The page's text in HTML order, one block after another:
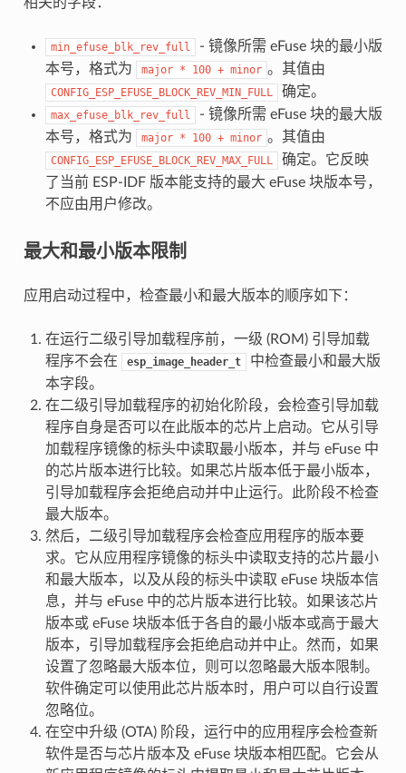
min_efuse_blk_rev_full
- 镜像所需 eFuse 块的最小版
本号，格式为
major * 100 + minor 。其值由
CONFIG_ESP_EFUSE_BLOCK_REV_MIN_FULL 确定。
max_efuse_blk_rev_full
- 镜像所需 eFuse 块的最大版
本号，格式为
major * 100 + minor 。其值由
CONFIG_ESP_EFUSE_BLOCK_REV_MAX_FULL
确定。它反映
了当前 ESP-IDF 版本能支持的最大 eFuse 块版本号，
不应由用户修改。
最大和最小版本限制
应用启动过程中，检查最小和最大版本的顺序如下：
在运行二级引导加载程序前，一级 (ROM) 引导加载
程序不会在
esp_image_header_t
中检查最小和最大版
本字段。
在二级引导加载程序的初始化阶段，会检查引导加载
程序自身是否可以在此版本的芯片上启动。它从引导
加载程序镜像的标头中读取最小版本，并与 eFuse 中
的芯片版本进行比较。如果芯片版本低于最小版本，
引导加载程序会拒绝启动并中止运行。此阶段不检查
最大版本。
然后，二级引导加载程序会检查应用程序的版本要
求。它从应用程序镜像的标头中读取支持的芯片最小
和最大版本，以及从段的标头中读取 eFuse 块版本信
息，并与 eFuse 中的芯片版本进行比较。如果该芯片
版本或 eFuse 块版本低于各自的最小版本或高于最大
版本，引导加载程序会拒绝启动并中止。然而，如果
设置了忽略最大版本位，则可以忽略最大版本限制。
软件确定可以使用此芯片版本时，用户可以自行设置
忽略位。
在空中升级 (OTA) 阶段，运行中的应用程序会检查新
软件是否与芯片版本及 eFuse 块版本相匹配。它会从